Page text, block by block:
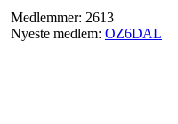
Medlemmer: 2613
Nyeste medlem: OZ6DAL